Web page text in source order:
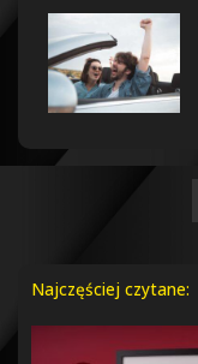
Najczęściej czytane: